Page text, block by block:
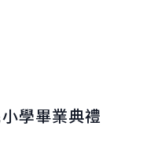
學畢業典禮